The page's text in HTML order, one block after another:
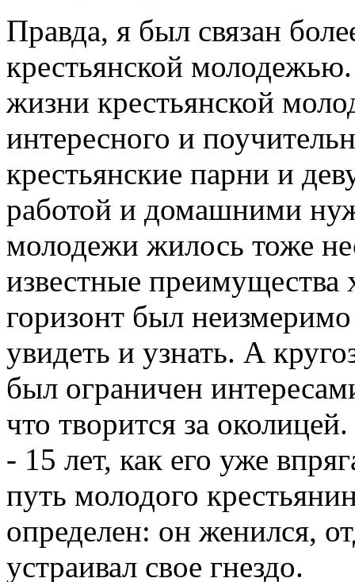
Правда, я был связан
крестьянской
жизни крестьянской
интересного и
крестьянские парни и
работой и домашними
молодежи жилось тоже
известные преимущества
горизонт был
увидеть и узнать. А
был ограничен
что творится за
- 15 лет, как его уже
путь молодого
определен: он женился,
устраивал свое гнездо.